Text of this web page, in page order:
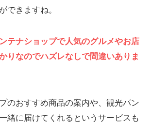
できますね。
テナショップで人気のグルメやお店
りなのでハズレなしで間違いありま
のおすすめ商品の案内や、観光パン
緒に届けてくれるというサービスも